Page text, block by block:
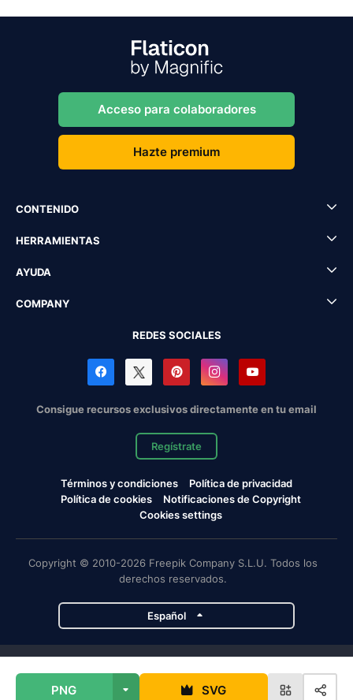
PNG SVG
Acceso para colaboradores
Hazte premium
CONTENIDO
HERRAMIENTAS
AYUDA
COMPANY
REDES SOCIALES
Consigue recursos exclusivos directamente en tu email
Regístrate
Términos y condiciones
Política de privacidad
Política de cookies
Notificaciones de Copyright
Cookies settings
Copyright © 2010-2026 Freepik Company S.L.U. Todos los
derechos reservados.
Español